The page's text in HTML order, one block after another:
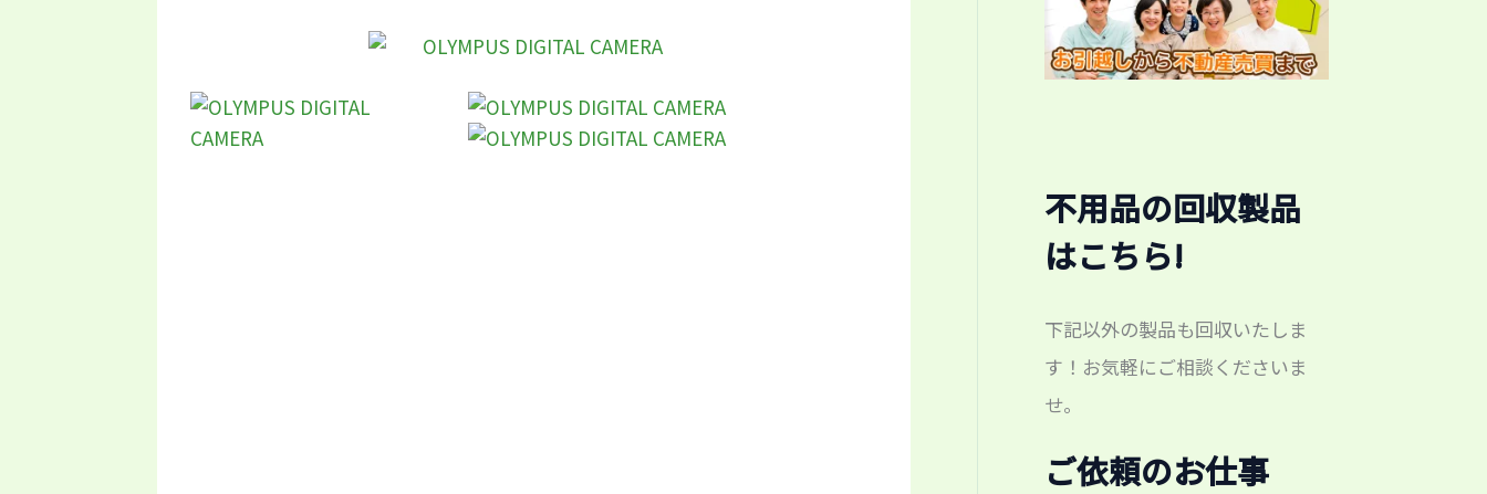
不用品の回収製品
はこちら!
下記以外の製品も回収いたしま
す！お気軽にご相談くださいま
せ。
ご依頼のお仕事